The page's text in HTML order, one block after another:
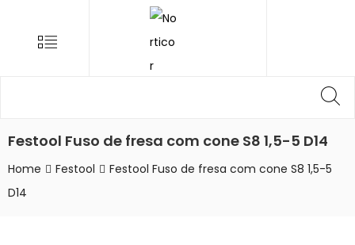
Menu
Festool Fuso de fresa com cone S8 1,5-5 D14
Home Festool
Festool Fuso de fresa com cone S8 1,5-5
D14